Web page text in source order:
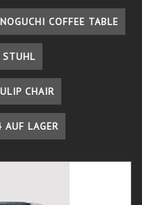
NOGUCHI COFFEE TABLE
STUHL
CHAIR
AUF LAGER